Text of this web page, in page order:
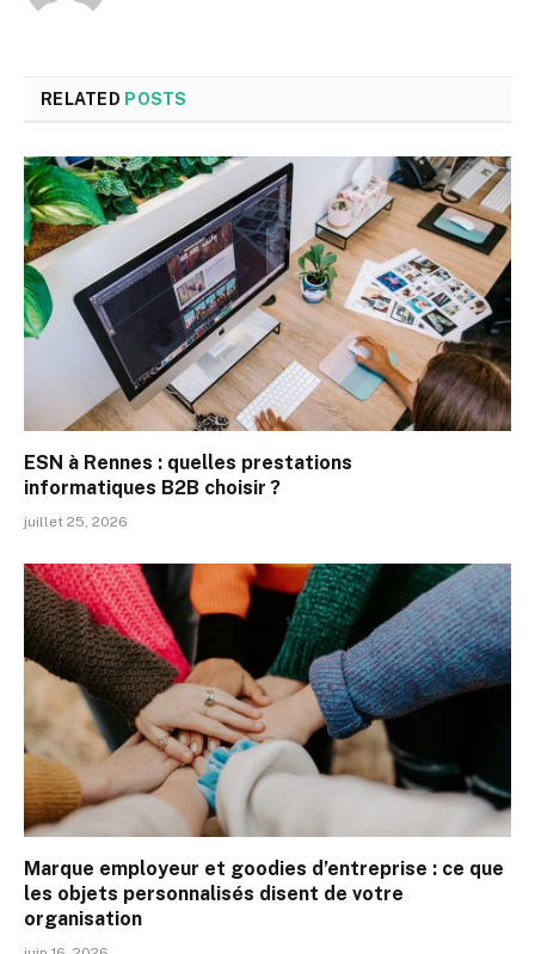
RELATED POSTS
ESN à Rennes : quelles prestations
informatiques B2B choisir ?
juillet 25, 2026
Marque employeur et goodies d’entreprise : ce que
les objets personnalisés disent de votre
organisation